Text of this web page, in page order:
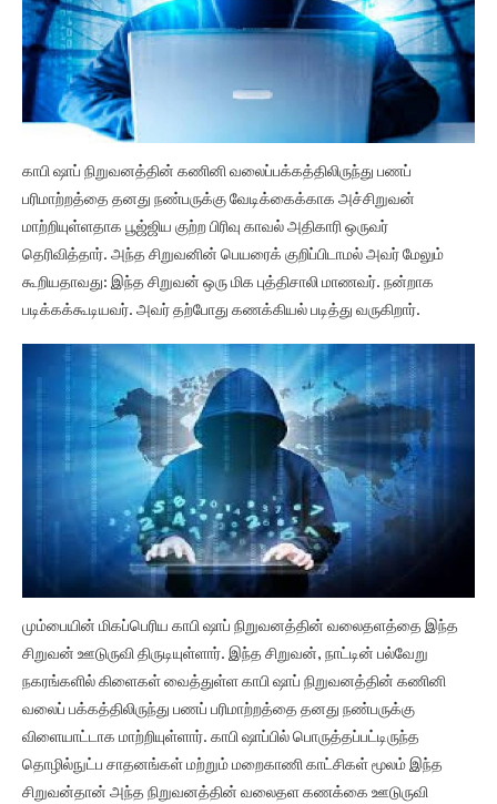
காபி ஷாப் நிறுவனத்தின் கணினி வலைப்பக்கத்திலிருந்து பணப்
பரிமாற்றத்தை தனது நண்பருக்கு வேடிக்கைக்காக அச்சிறுவன்
மாற்றியுள்ளதாக பூஜ்ஜிய குற்ற பிரிவு காவல் அதிகாரி ஒருவர்
தெரிவித்தார். அந்த சிறுவனின் பெயரைக் குறிப்பிடாமல் அவர் மேலும்
கூறியதாவது: இந்த சிறுவன் ஒரு மிக புத்திசாலி மாணவர். நன்றாக
படிக்கக்கூடியவர். அவர் தற்போது கணக்கியல் படித்து வருகிறார்.
மும்பையின் மிகப்பெரிய காபி ஷாப் நிறுவனத்தின் வலைதளத்தை இந்த
சிறுவன் ஊடுருவி திருடியுள்ளார். இந்த சிறுவன், நாட்டின் பல்வேறு
நகரங்களில் கிளைகள் வைத்துள்ள காபி ஷாப் நிறுவனத்தின் கணினி
வலைப் பக்கத்திலிருந்து பணப் பரிமாற்றத்தை தனது நண்பருக்கு
விளையாட்டாக மாற்றியுள்ளார். காபி ஷாப்பில் பொருத்தப்பட்டிருந்த
தொழில்நுட்ப சாதனங்கள் மற்றும் மறைகாணி காட்சிகள் மூலம் இந்த
சிறுவன்தான் அந்த நிறுவனத்தின் வலைதள கணக்கை ஊடுருவி